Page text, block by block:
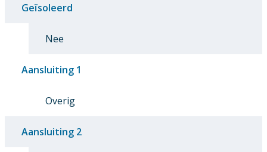
Geïsoleerd
Nee
Aansluiting 1
Overig
Aansluiting 2